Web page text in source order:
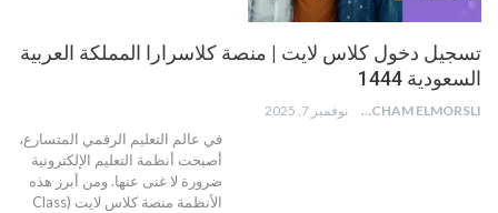
تسجيل دخول كلاس لايت | منصة كلاسرارا المملكة العربية
السعودية 1444
HICHAM ELMORSLI نوفمبر 7, 2025
في عالم التعليم الرقمي المتسارع،
أصبحت أنظمة التعليم الإلكترونية
ضرورة لا غنى عنها. ومن أبرز هذه
الأنظمة منصة كلاس لايت (Class